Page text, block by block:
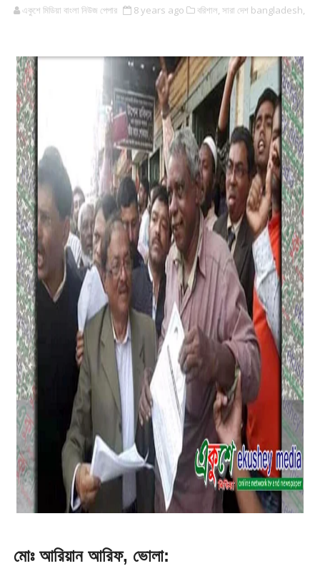
একুশে মিডিয়া বাংলা নিউজ পেপার 8 years ago বরিশাল, সারা দেশ bangladesh,
মোঃ আরিয়ান আরিফ, ভোলা: